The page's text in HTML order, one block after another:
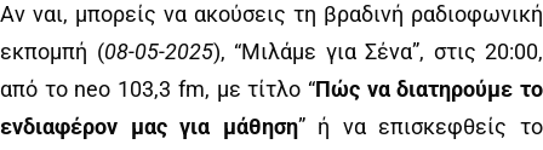
Αν ναι, μπορείς να ακούσεις τη βραδινή ραδιοφωνική
εκπομπή (08-05-2025), “Μιλάμε για Σένα”, στις 20:00,
από το neo 103,3 fm, με τίτλο “Πώς να διατηρούμε το
ενδιαφέρον μας για μάθηση” ή να επισκεφθείς το